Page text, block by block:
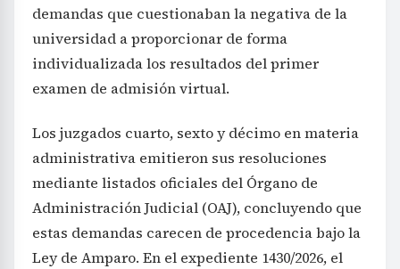
demandas que cuestionaban la negativa de la
universidad a proporcionar de forma
individualizada los resultados del primer
examen de admisión virtual.
Los juzgados cuarto, sexto y décimo en materia
administrativa emitieron sus resoluciones
mediante listados oficiales del Órgano de
Administración Judicial (OAJ), concluyendo que
estas demandas carecen de procedencia bajo la
Ley de Amparo. En el expediente 1430/2026, el